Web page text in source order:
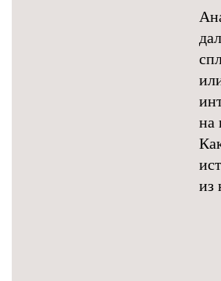
на
из